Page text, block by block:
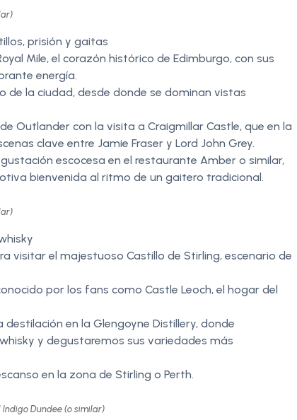
prisión y gaitas
Mile, el corazón histórico de Edimburgo, con sus
energía.
de la ciudad, desde donde se dominan vistas
Outlander con la visita a Craigmillar Castle, que en la
clave entre Jamie Fraser y Lord John Grey.
escocesa en el restaurante Amber o similar,
bienvenida al ritmo de un gaitero tradicional.
visitar el majestuoso Castillo de Stirling, escenario de
por los fans como Castle Leoch, el hogar del
en la Glengoyne Distillery, donde
y degustaremos sus variedades más
en la zona de Stirling o Perth.
Indigo Dundee (o similar)